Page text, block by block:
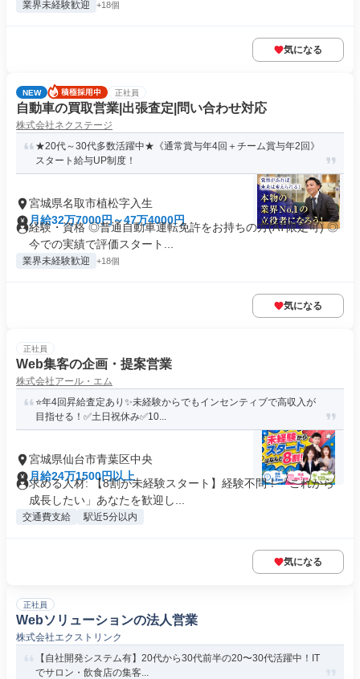
業界未経験歓迎 +18個
気になる
NEW 正社員
自動車の買取営業|出張査定|問い合わせ対応
株式会社ネクステージ
★20代～30代多数活躍中★《通常賞与年4回＋チーム賞与年2回》
スタート給与UP制度！
宮城県名取市植松字入生
月給32万7000円～47万4000円
経験・資格 ◎普通自動車運転免許をお持ちの方(AT限定可) ◎
今での実績で評価スタート...
業界未経験歓迎 +18個
気になる
正社員
Web集客の企画・提案営業
株式会社アール・エム
⭐️年4回昇給査定あり✨未経験からでもインセンティブで高収入が
目指せる！✅土日祝休み✅10...
宮城県仙台市青葉区中央
月給24万1500円以上
求める人材: 【8割が未経験スタート】経験不問！「これから
成長したい」あなたを歓迎し...
交通費支給 駅近5分以内
気になる
正社員
Webソリューションの法人営業
株式会社エクストリンク
【自社開発システム有】20代から30代前半の20〜30代活躍中！IT
でサロン・飲食店の集客...